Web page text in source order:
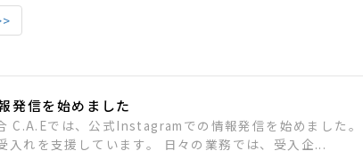
信を始めました
C.A.Eでは、公式Instagramでの情報発信を始めました
入れを支援しています。 日々の業務では、受入企...